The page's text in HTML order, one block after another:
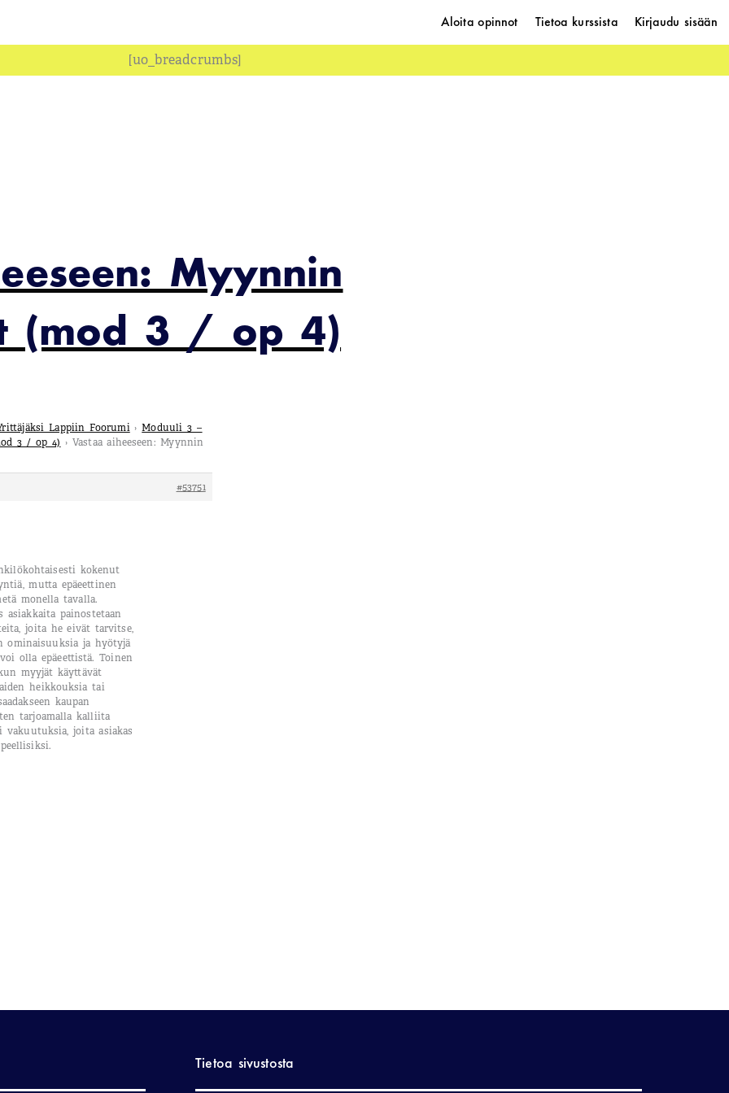
Aloita opinnot Tietoa kurssista Kirjaudu sisään
[uo_breadcrumbs]
Myynnin
(mod 3 / op 4)
Lappiin Foorumi › Moduuli 3 –
3 / op 4) › Vastaa aiheeseen: Myynnin
#53751
kokenut
mutta epäeettinen
monella tavalla.
asiakkaita painostetaan
joita he eivät tarvitse,
ominaisuuksia ja hyötyjä
olla epäeettistä. Toinen
myyjät käyttävät
heikkouksia tai
kaupan
tarjoamalla kalliita
joita asiakas
Tietoa sivustosta